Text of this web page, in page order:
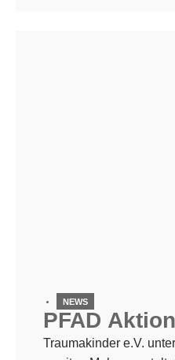
NEWS
PFAD
Traumakinder e.V.